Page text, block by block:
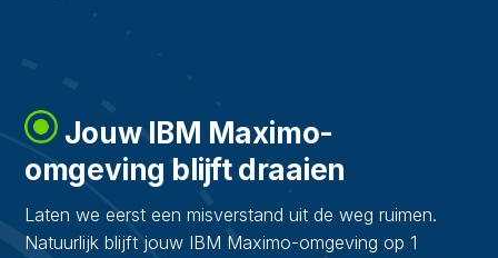
Jouw IBM Maximo-
omgeving blijft draaien
Laten we eerst een misverstand uit de weg ruimen.
Natuurlijk blijft jouw IBM Maximo-omgeving op 1